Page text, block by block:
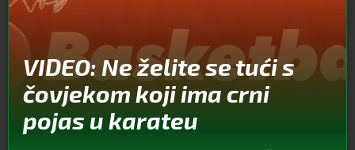
VIDEO: Ne želite se tući s
čovjekom koji ima crni
pojas u karateu